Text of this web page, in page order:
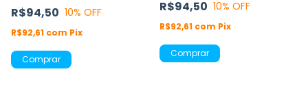
R$94,50 10% OFF
R$92,61 com Pix
Comprar
R$94,50 10% OFF
R$92,61 com Pix
Comprar